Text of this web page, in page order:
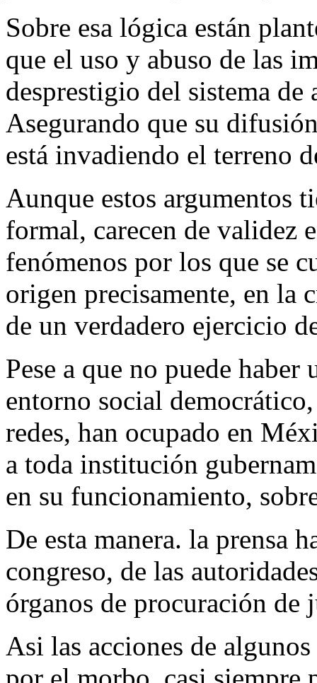
Sobre esa lógica están
que el uso y abuso de las
desprestigio del sistema
Asegurando que su
está invadiendo el terreno
Aunque estos argumentos
formal, carecen de validez
fenómenos por los que se
origen precisamente, en la
de un verdadero ejercicio
Pese a que no puede
entorno social
redes, han ocupado en
a toda institución
en su funcionamiento,
De esta manera. la prensa
congreso, de las
órganos de procuración de
Asi las acciones de